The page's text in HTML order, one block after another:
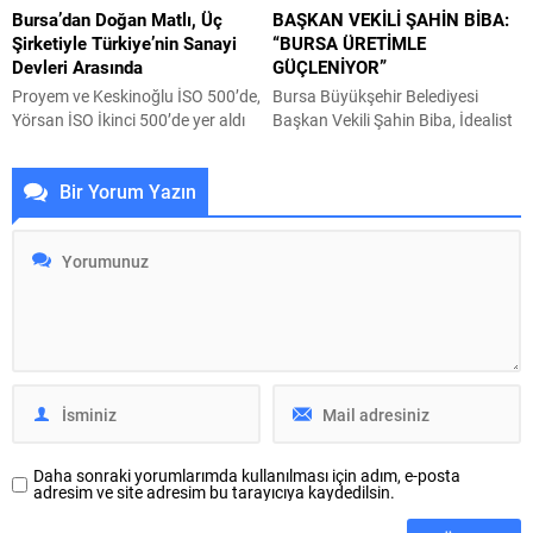
gazetelerinde yaklaşık 25 yıldır
köşe yazarlığı yapan Çağdaş
Gazeteciler Derneği...
güldüren sonuçlar verdiğini
belirtti. Modern çağın...
Bursa’dan Doğan Matlı, Üç
Şirketiyle Türkiye’nin Sanayi
Devleri Arasında
Proyem ve Keskinoğlu İSO 500’de,
Yörsan İSO İkinci 500’de yer aldı
temelleri atılan ve tüm şirketlerinin
merkezi halen Bursa’da olan Matlı
Şirketler Grubu, üç şirketiyle
açıklanan Türkiye’nin en büyük
BAŞKAN VEKİLİ ŞAHİN BİBA:
“BURSA ÜRETİMLE
GÜÇLENİYOR”
Bursa Büyükşehir Belediyesi
Başkan Vekili Şahin Biba, İdealist
güçlü iletişime ve kurumlar arası
Bir Yorum Yazın
Daha sonraki yorumlarımda kullanılması için adım, e-posta
adresim ve site adresim bu tarayıcıya kaydedilsin.